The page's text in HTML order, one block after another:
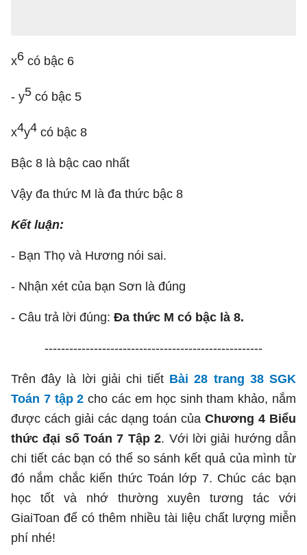
x6 có bậc 6
- y5 có bậc 5
x4y4 có bậc 8
Bậc 8 là bậc cao nhất
Vậy đa thức M là đa thức bậc 8
Kết luận:
- Bạn Thọ và Hương nói sai.
- Nhận xét của bạn Sơn là đúng
- Câu trả lời đúng: Đa thức M có bậc là 8.
-----------------------------------------------------
Trên đây là lời giải chi tiết Bài 28 trang 38 SGK
Toán 7 tập 2 cho các em học sinh tham khảo, nắm
được cách giải các dạng toán của Chương 4 Biểu
thức đại số Toán 7 Tập 2. Với lời giải hướng dẫn
chi tiết các bạn có thể so sánh kết quả của mình từ
đó nắm chắc kiến thức Toán lớp 7. Chúc các bạn
học tốt và nhớ thường xuyên tương tác với
GiaiToan để có thêm nhiều tài liệu chất lượng miễn
phí nhé!